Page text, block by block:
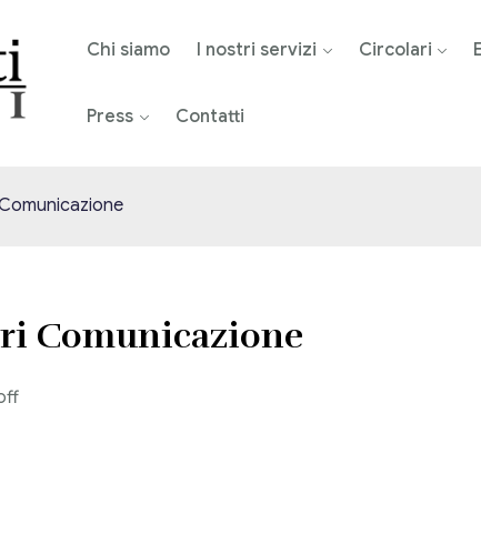
Chi siamo I nostri servizi Circolari
Press Contatti
Comunicazione